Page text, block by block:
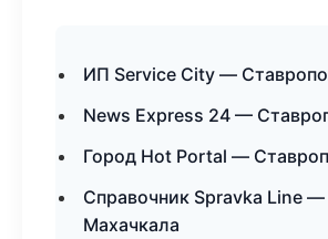
ИП Service City —
News Express 24 —
Город Hot Portal —
Справочник Spravka Line —
Махачкала